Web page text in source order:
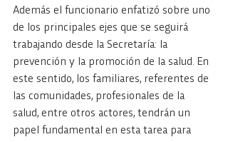
Además el funcionario enfatizó sobre uno
de los principales ejes que se seguirá
trabajando desde la Secretaría: la
prevención y la promoción de la salud. En
este sentido, los familiares, referentes de
las comunidades, profesionales de la
salud, entre otros actores, tendrán un
papel fundamental en esta tarea para